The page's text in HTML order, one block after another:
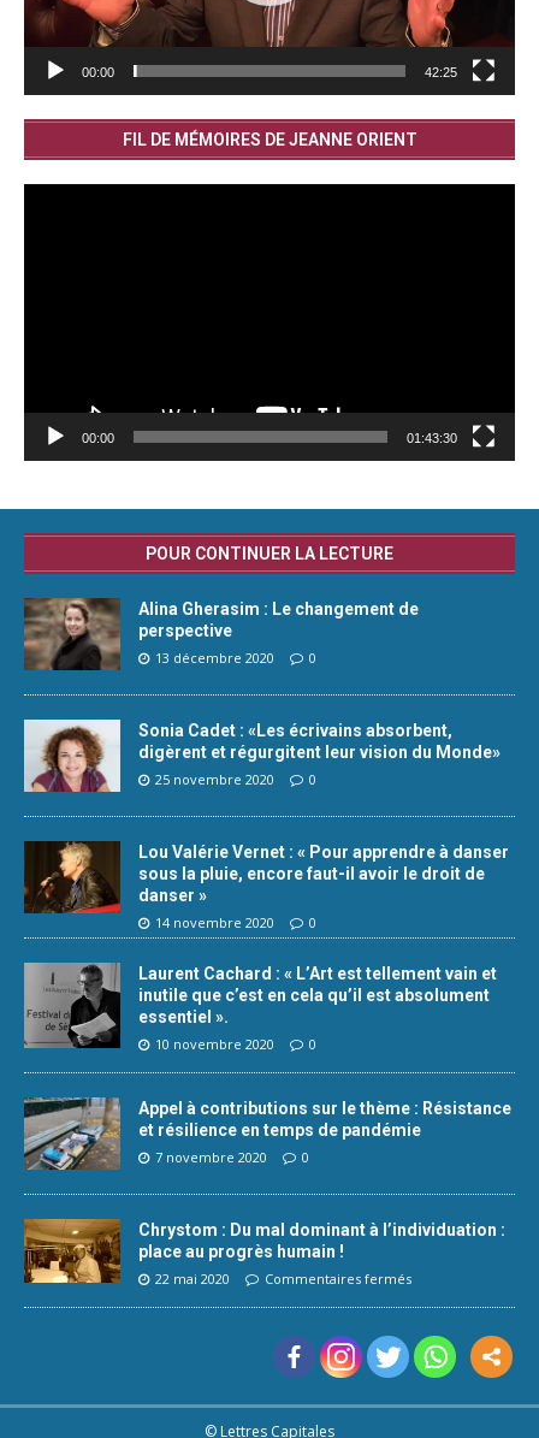
00:00 42:25
FIL DE MÉMOIRES DE JEANNE ORIENT
00:00 01:43:30
POUR CONTINUER LA LECTURE
Alina Gherasim : Le changement de
perspective
13 décembre 2020 0
Sonia Cadet : «Les écrivains absorbent,
digèrent et régurgitent leur vision du Monde»
25 novembre 2020 0
Lou Valérie Vernet : « Pour apprendre à danser
sous la pluie, encore faut-il avoir le droit de
danser »
14 novembre 2020 0
Laurent Cachard : « L’Art est tellement vain et
inutile que c’est en cela qu’il est absolument
essentiel ».
10 novembre 2020 0
Appel à contributions sur le thème : Résistance
et résilience en temps de pandémie
7 novembre 2020 0
Chrystom : Du mal dominant à l’individuation :
place au progrès humain !
22 mai 2020 Commentaires fermés
© Lettres Capitales